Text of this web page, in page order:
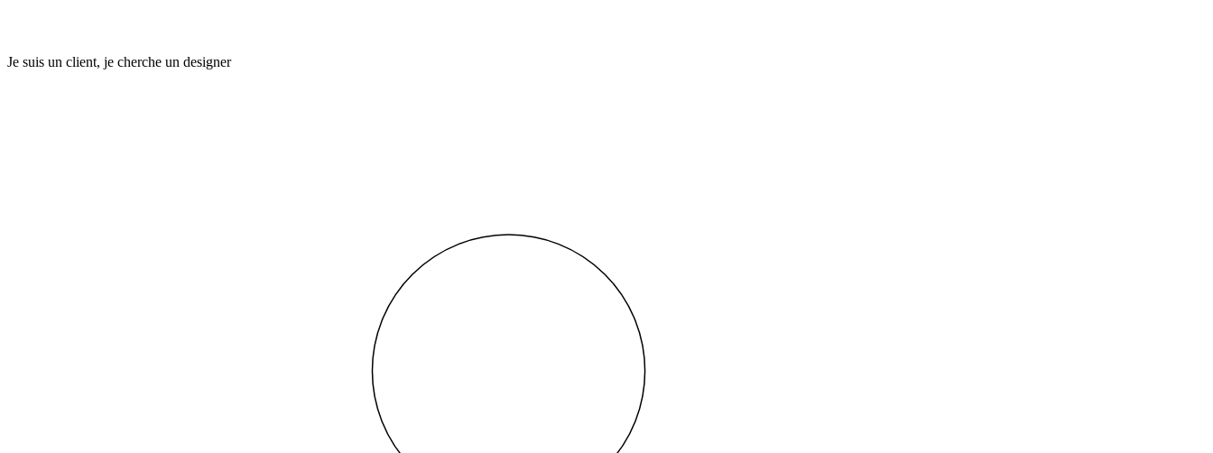
Je suis un client, je cherche un designer